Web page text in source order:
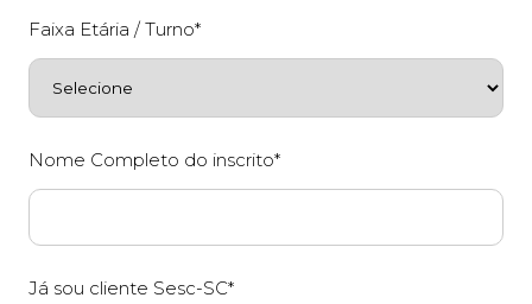
Faixa Etária / Turno*
Nome Completo do inscrito*
Já sou cliente Sesc-SC*